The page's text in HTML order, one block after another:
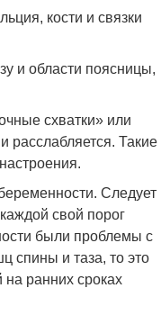
кости и связки
и области поясницы,
схватки» или
расслабляется. Такие
Следует
свой порог
были проблемы с
спины и таза, то это
на ранних сроках